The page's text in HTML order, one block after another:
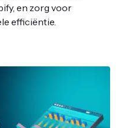
en zorg voor
efficiëntie.